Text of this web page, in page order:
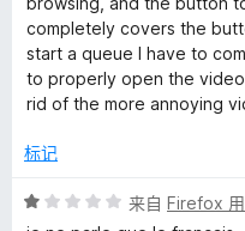
5
completely covers the
start a queue I have to
to properly open the
rid of the more annoying
标记
评
分
来自 Firefox